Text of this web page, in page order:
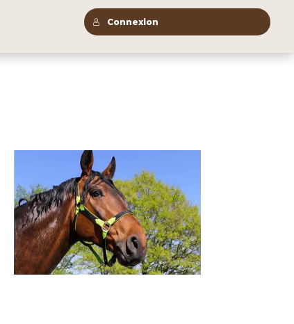
Connexion